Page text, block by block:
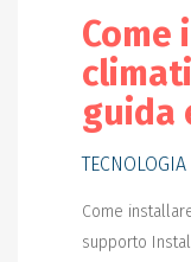
Come
guida
Come
supporto